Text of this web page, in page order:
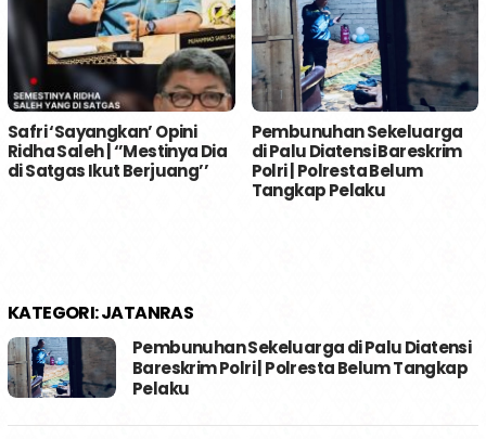
Safri ‘Sayangkan’ Opini
Ridha Saleh | ‘’Mestinya Dia
di Satgas Ikut Berjuang’’
Pembunuhan Sekeluarga
di Palu Diatensi Bareskrim
Polri | Polresta Belum
Tangkap Pelaku
KATEGORI:JATANRAS
Pembunuhan Sekeluarga di Palu Diatensi
Bareskrim Polri | Polresta Belum Tangkap
Pelaku